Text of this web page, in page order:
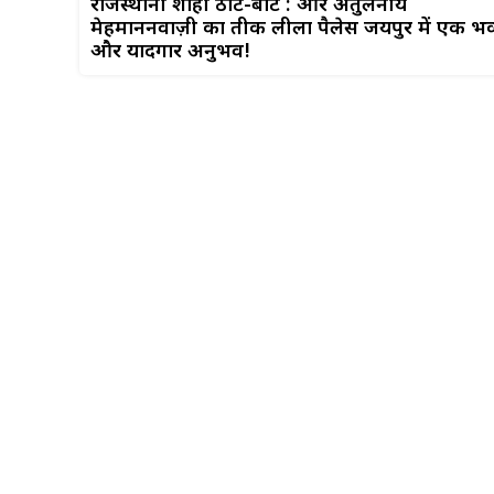
राजस्थानी शाही ठाट-बाट : और अतुलनीय
मेहमाननवाज़ी का प्रतीक लीला पैलेस जयपुर में एक
और यादगार अनुभव!